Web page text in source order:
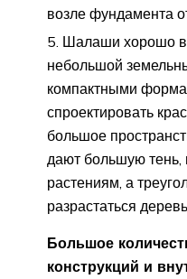
возле фундамента
Шалаши хорошо
небольшой
компактными
спроектировать
большое
дают большую
растениям, а
разрастаться
Большое
конструкций и